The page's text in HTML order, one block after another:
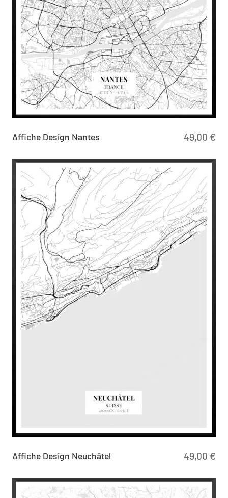
49,00 €
Affiche Design Nantes
49,00 €
Affiche Design Neuchâtel